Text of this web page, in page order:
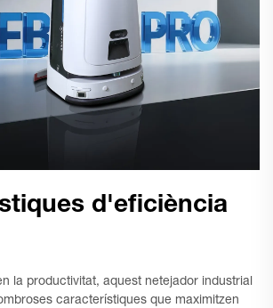
d'eficiència
la productivitat, aquest netejador industrial
característiques que maximitzen